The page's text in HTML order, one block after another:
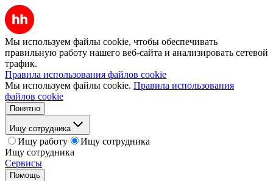
Мы используем файлы cookie, чтобы обеспечивать
правильную работу нашего веб-сайта и анализировать сетевой
трафик.
Правила использования файлов cookie
Мы используем файлы cookie. Правила использования
файлов cookie
Понятно
Ищу сотрудника
Ищу работу
Ищу сотрудника
Ищу сотрудника
Сервисы
Помощь